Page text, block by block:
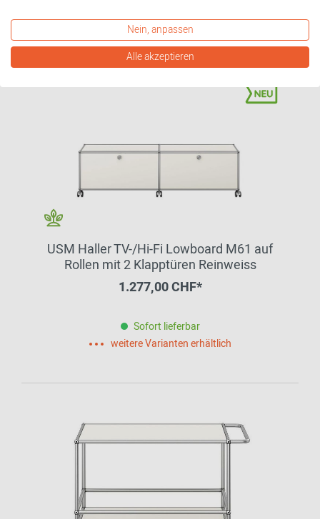
USM Haller TV-/Hi-Fi Lowboard M61 auf
Rollen mit 2 Klapptüren Reinweiss
1.277,00 CHF*
Sofort lieferbar
weitere Varianten erhältlich
Nein, anpassen
Alle akzeptieren